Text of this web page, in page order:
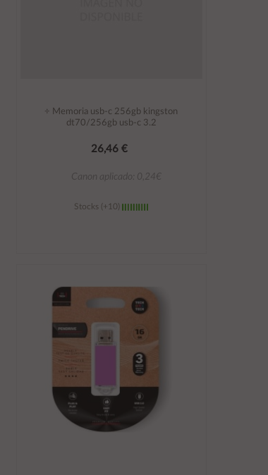
÷ Memoria usb-c 256gb kingston
dt70/256gb usb-c 3.2
26,46 €
Canon aplicado: 0,24€
Stocks (+10)